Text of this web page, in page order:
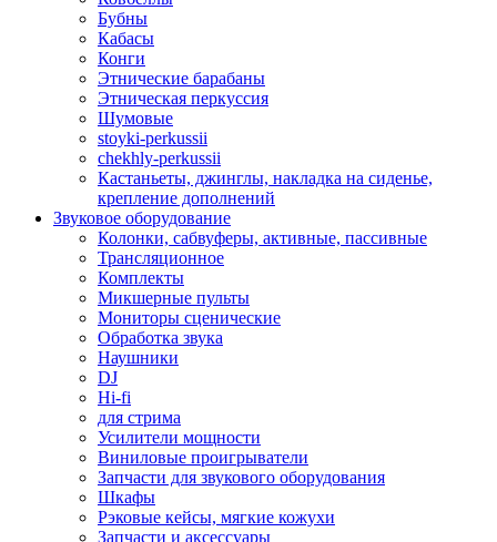
Бубны
Кабасы
Конги
Этнические барабаны
Этническая перкуссия
Шумовые
stoyki-perkussii
chekhly-perkussii
Кастаньеты, джинглы, накладка на сиденье,
крепление дополнений
Звуковое оборудование
Колонки, сабвуферы, активные, пассивные
Трансляционное
Комплекты
Микшерные пульты
Мониторы сценические
Обработка звука
Наушники
DJ
Hi-fi
для стрима
Усилители мощности
Виниловые проигрыватели
Запчасти для звукового оборудования
Шкафы
Рэковые кейсы, мягкие кожухи
Запчасти и аксессуары